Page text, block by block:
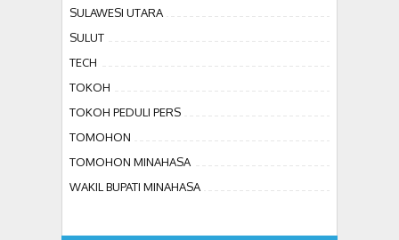
SULAWESI UTARA
SULUT
TECH
TOKOH
TOKOH PEDULI PERS
TOMOHON
TOMOHON MINAHASA
WAKIL BUPATI MINAHASA